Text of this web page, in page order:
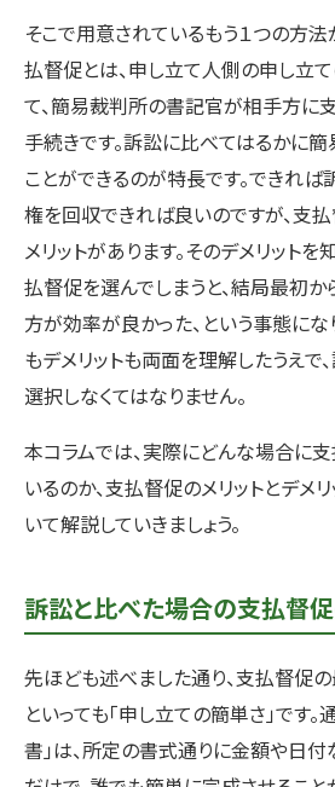
そこで用意されているもう１つの方法
払督促とは、申し立て人側の申し立
て、簡易裁判所の書記官が相手方に
手続きです。訴訟に比べてはるかに
ことができるのが特長です。できれ
権を回収できれば良いのですが、支
メリットがあります。そのデメリット
払督促を選んでしまうと、結局最初
方が効率が良かった、という事態にな
もデメリットも両面を理解したうえで
選択しなくてはなりません。
本コラムでは、実際にどんな場合に
いるのか、支払督促のメリットとデメ
いて解説していきましょう。
訴訟と比べた場合の支払督促
先ほども述べました通り、支払督促の
といっても「申し立ての簡単さ」です
書」は、所定の書式通りに金額や日